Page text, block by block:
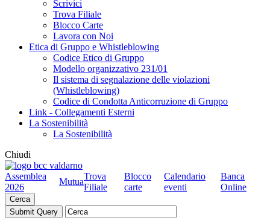
Scrivici
Trova Filiale
Blocco Carte
Lavora con Noi
Etica di Gruppo e Whistleblowing
Codice Etico di Gruppo
Modello organizzativo 231/01
Il sistema di segnalazione delle violazioni
(Whistleblowing)
Codice di Condotta Anticorruzione di Gruppo
Link - Collegamenti Esterni
La Sostenibilità
La Sostenibilità
Chiudi
Assemblea
2026
Mutua
Trova
Filiale
Blocco
carte
Calendario
eventi
Banca
Online
Cerca